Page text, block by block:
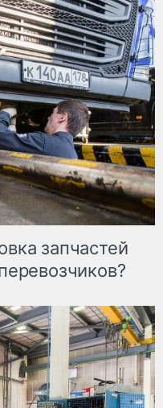
запчастей